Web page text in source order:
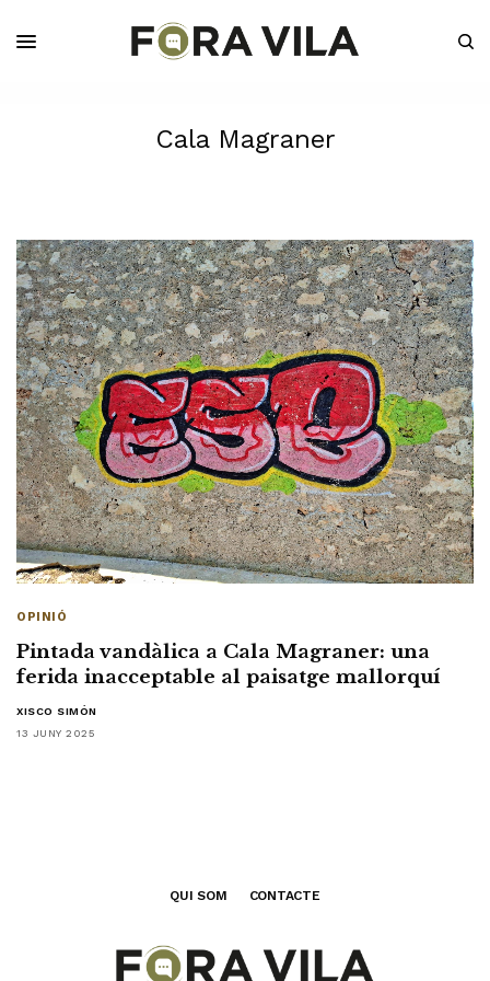
Cala Magraner
OPINIÓ
Pintada vandàlica a Cala Magraner: una
ferida inacceptable al paisatge mallorquí
XISCO SIMÓN
13 JUNY 2025
QUI SOM CONTACTE